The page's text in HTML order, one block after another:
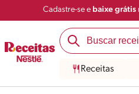
Cadastre-se e baixe grátis
Receitas